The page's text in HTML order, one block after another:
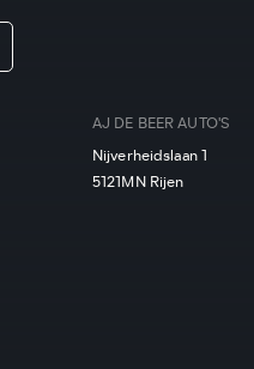
AJ DE BEER AUTO'S
Nijverheidslaan 1
5121MN Rijen